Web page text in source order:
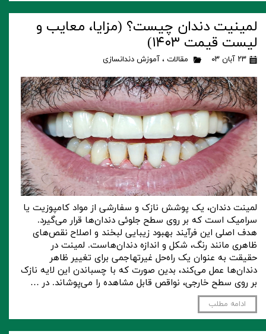
لمینیت دندان چیست؟ (مزایا، معایب و
لیست قیمت ۱۴۰۳)
۲۳ آبان ۰۳ مقالات ، آموزش دندانسازی
لمینت دندان، یک پوشش نازک و سفارشی از مواد کامپوزیت یا
سرامیک است که بر روی سطح جلوئی دندان‌ها قرار می‌گیرد.
هدف اصلی این فرآیند بهبود زیبایی لبخند و اصلاح نقص‌های
ظاهری مانند رنگ، شکل و اندازه دندان‌هاست. لمینت در
حقیقت به عنوان یک راه‌حل غیرتهاجمی برای تغییر ظاهر
دندان‌ها عمل می‌کند، بدین صورت که با چسباندن این لایه نازک
بر روی سطح خارجی، نواقص قابل مشاهده را می‌پوشاند. در …
ادامه مطلب